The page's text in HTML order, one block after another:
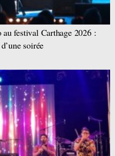
festival Carthage 2026 :
soirée